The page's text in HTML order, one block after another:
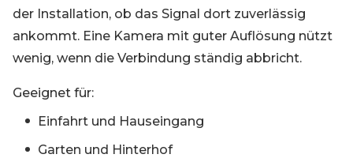
der Installation, ob das Signal dort zuverlässig
ankommt. Eine Kamera mit guter Auflösung nützt
wenig, wenn die Verbindung ständig abbricht.
Geeignet für:
Einfahrt und Hauseingang
Garten und Hinterhof